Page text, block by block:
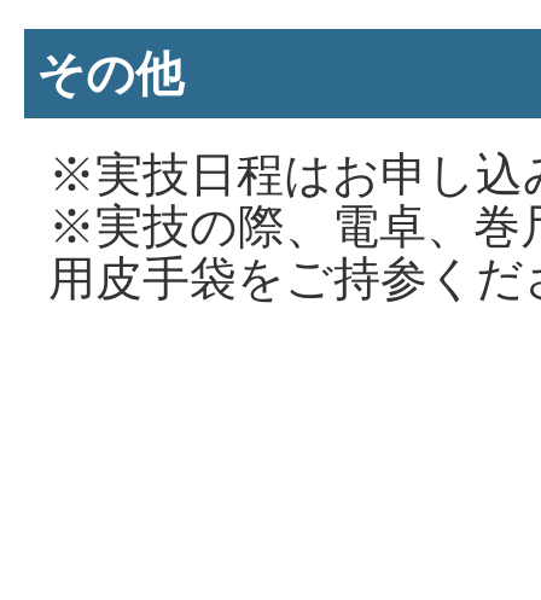
その他
※実技日程はお申し込
※実技の際、電卓、巻
用皮手袋をご持参くだ